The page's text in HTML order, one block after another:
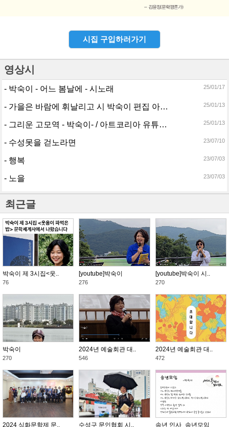
시집 구입하러가기
영상시
25/01/17
- 박숙이 - 어느 봄날에 - 시노래
25/01/13
- 가을은 바람에 휘날리고 시 박숙이 편집 아트코리아
25/01/13
- 그리운 고모역 - 박숙이- / 아트코리아 유튜브미술관tv
23/07/10
- 수성못을 걷노라면
23/07/03
- 행복
23/07/03
- 노을
최근글
박숙이 제 3시집<웃..
76
[youtube]박숙이
276
[youtube]박숙이 시..
270
박숙이
270
2024년 예술회관 대..
546
2024년 예술회관 대..
472
2024 싱화문학제 문.. 수성구 문인협회 시.. 송년 인사_송년모임